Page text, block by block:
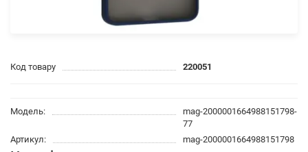
Код товару 220051
Модель:
mag-2000001664988151798-
77
Артикул:
mag-2000001664988151798